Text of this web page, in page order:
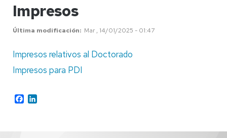
Impresos
Última modificación Mar , 14/01/2025 - 01:47
Impresos relativos al Doctorado
Impresos para PDI
Facebook